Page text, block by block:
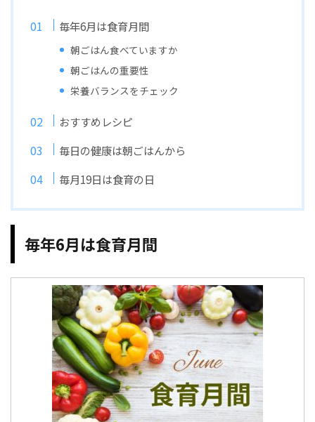
毎年6月は食育月間
朝ごはん食べていますか
朝ごはんの重要性
栄養バランスをチェック
おすすめレシピ
毎日の健康は朝ごはんから
毎月19日は食育の日
毎年6月は食育月間